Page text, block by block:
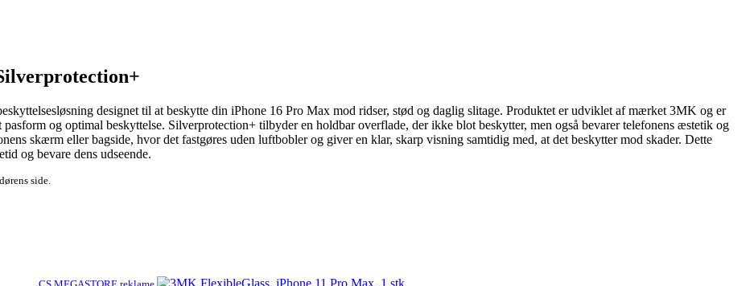
designet til at beskytte din iPhone 16 Pro Max mod ridser, stød og daglig slitage. Produktet er udviklet af mærket 3MK og er
og optimal beskyttelse. Silverprotection+ tilbyder en holdbar overflade, der ikke blot beskytter, men også bevarer telefonens æstetik og
skærm eller bagside, hvor det fastgøres uden luftbobler og giver en klar, skarp visning samtidig med, at det beskytter mod skader. Dette
og bevare dens udseende.
side.